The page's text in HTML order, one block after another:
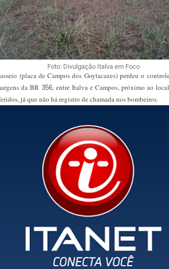
Foto: Divulgação Italva em Foco
(placa de Campos dos Goytacazes) perdeu o
da BR 356, entre Italva e Campos, próximo ao
já que não há registro de chamada nos bombeiros.